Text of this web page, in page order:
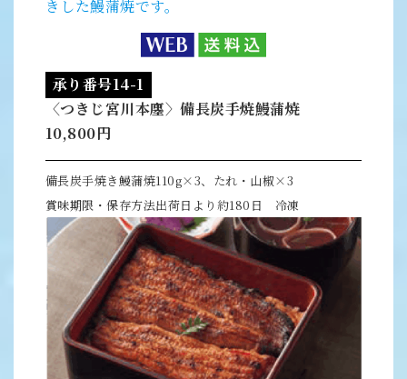
きした鰻蒲焼です。
承り番号14-1
〈つきじ宮川本廛〉備長炭手焼鰻蒲焼
10,800円
備長炭手焼き鰻蒲焼110g×3、たれ・山椒×3
賞味期限・保存方法出荷日より約180日 冷凍